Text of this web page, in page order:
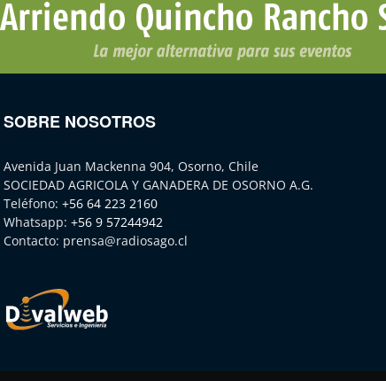
SOBRE NOSOTROS
Avenida Juan Mackenna 904, Osorno, Chile
SOCIEDAD AGRICOLA Y GANADERA DE OSORNO A.G.
Teléfono: +56 64 223 2160
Whatsapp: +56 9 57244942
Contacto: prensa@radiosago.cl